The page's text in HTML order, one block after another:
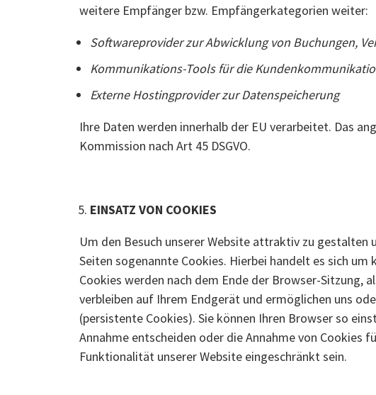
weitere Empfänger bzw. Empfängerkategorien weiter:
Softwareprovider zur Abwicklung von Buchungen,
Kommunikations-Tools für die
Externe Hostingprovider zur Datenspeicherung
Ihre Daten werden innerhalb der EU verarbeitet. Das
Kommission nach Art 45 DSGVO.
EINSATZ VON COOKIES
Um den Besuch unserer Website attraktiv zu
Seiten sogenannte Cookies. Hierbei handelt es sich
Cookies werden nach dem Ende der Browser-Sitzung,
verbleiben auf Ihrem Endgerät und ermöglichen uns
(persistente Cookies). Sie können Ihren Browser so
Annahme entscheiden oder die Annahme von Cookies
Funktionalität unserer Website eingeschränkt sein.